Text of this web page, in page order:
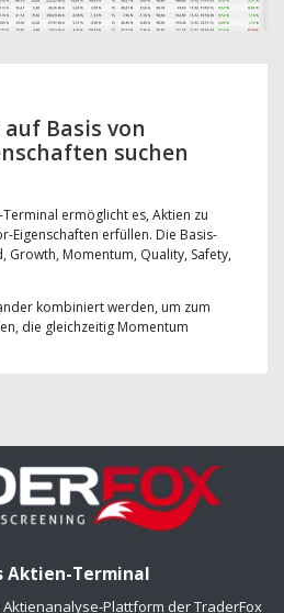
Basis von
suchen
ermöglicht es, Aktien zu
Eigenschaften erfüllen. Die Basis-
Growth, Momentum, Quality, Safety,
kombiniert werden, um zum
die gleichzeitig Momentum
Aktien-Terminal
Plattform der TraderFox